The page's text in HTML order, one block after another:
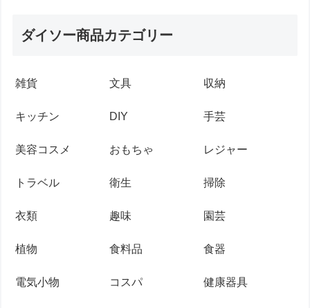
ダイソー商品カテゴリー
雑貨 文具 収納
キッチン DIY 手芸
美容コスメ おもちゃ レジャー
トラベル 衛生 掃除
衣類 趣味 園芸
植物 食料品 食器
電気小物 コスパ 健康器具